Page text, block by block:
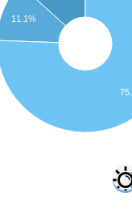
11.1%